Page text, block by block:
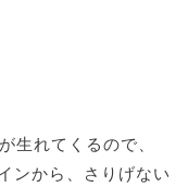
生れてくるので、
ンから、さりげない